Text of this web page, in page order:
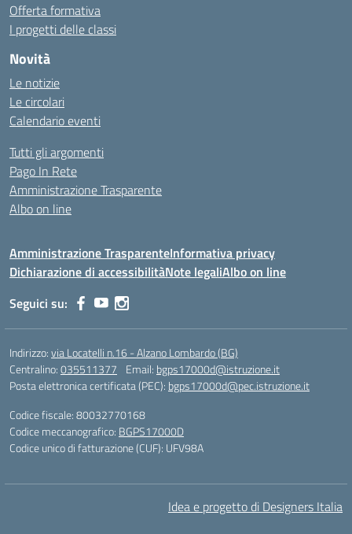
Offerta formativa
I progetti delle classi
Novità
Le notizie
Le circolari
Calendario eventi
Tutti gli argomenti
Pago In Rete
Amministrazione Trasparente
Albo on line
Amministrazione TrasparenteInformativa privacy
Dichiarazione di accessibilitàNote legaliAlbo on line
Seguici su:
Indirizzo:via Locatelli n.16 - Alzano Lombardo (BG)
Centralino:035511377 Email: bgps17000d@istruzione.it
Posta elettronica certificata (PEC): bgps17000d@pec.istruzione.it
Codice fiscale: 80032770168
Codice meccanografico: BGPS17000D
Codice unico di fatturazione (CUF): UFV98A
Idea e progetto di Designers Italia